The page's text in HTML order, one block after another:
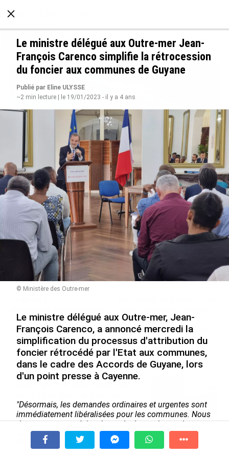
À LA UNE POLITIQUE ECONOMIE SOCIÉTÉ
Rapport 2025 de l’Ifremer : un engagement
décisif dans les Outre-mer
le 07/08/2026
du Martiniquais Benoît Etinof
au service du Karibea Sainte-
Luce en Martinique
le 07/08/2026
au développement
touristique des Outre-mer
le 06/08/2026
générale de...
le 05/08/2026
En juin 2026, les prix à la
consommation diminuent à
À la une Tv Radio A Propos
Le ministre délégué aux Outre-mer Jean-
François Carenco simplifie la rétrocession
du foncier aux communes de Guyane
Publié par Eline ULYSSE
~2 min lecture | le 19/01/2023 - il y a 4 ans
© Ministère des Outre-mer
Le ministre délégué aux Outre-mer, Jean-
François Carenco, a annoncé mercredi la
simplification du processus d'attribution du
foncier rétrocédé par l'Etat aux communes,
dans le cadre des Accords de Guyane, lors
d'un point presse à Cayenne.
"Désormais, les demandes ordinaires et urgentes sont
immédiatement libéralisées pour les communes. Nous
devons encore préciser le mode de gestion ou le type
de propriété mais l'urgence pour les communes est
a indiqué le ministre Jean-François Carenco.